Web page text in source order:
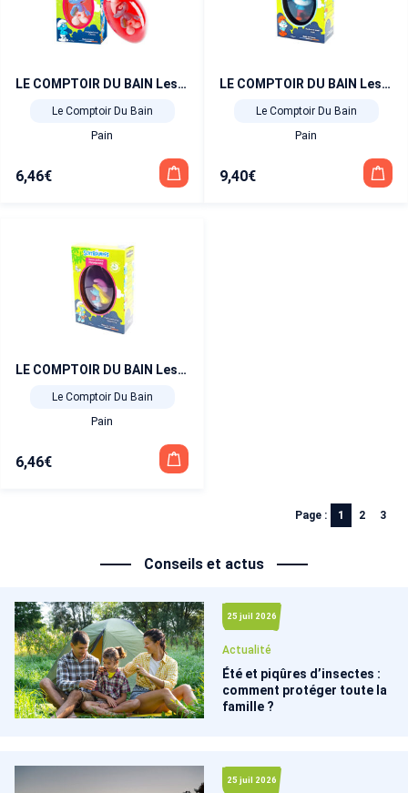
LE COMPTOIR DU BAIN Les Schtroumpfs Savon parfumé Cerise 75 gr + 1 figurine
Le Comptoir Du Bain
Pain
6,46€
LE COMPTOIR DU BAIN Les Schtroumpfs Savon parfumé Cola 75 gr + 1 figurine
Le Comptoir Du Bain
Pain
9,40€
LE COMPTOIR DU BAIN Les Schtroumpfs Savon parfumé Framboise 75 gr + 1 figurine
Le Comptoir Du Bain
Pain
6,46€
Page : 1 2 3
Conseils et actus
25 juil 2026
Actualité
Été et piqûres d’insectes :
comment protéger toute la
famille ?
25 juil 2026